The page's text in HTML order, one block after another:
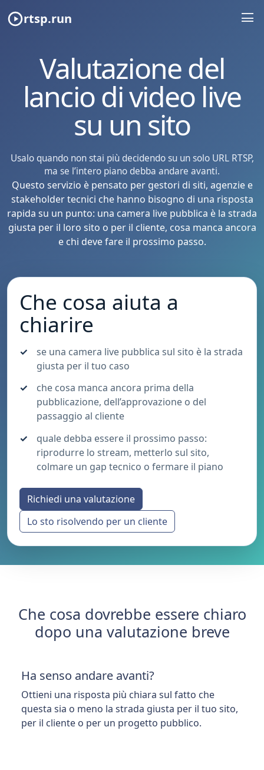
rtsp.run
Valutazione del
lancio di video live
su un sito
Usalo quando non stai più decidendo su un solo URL RTSP,
ma se l’intero piano debba andare avanti.
Questo servizio è pensato per gestori di siti, agenzie e
stakeholder tecnici che hanno bisogno di una risposta
rapida su un punto: una camera live pubblica è la strada
giusta per il loro sito o per il cliente, cosa manca ancora
e chi deve fare il prossimo passo.
Che cosa aiuta a
chiarire
se una camera live pubblica sul sito è la strada
giusta per il tuo caso
che cosa manca ancora prima della
pubblicazione, dell’approvazione o del
passaggio al cliente
quale debba essere il prossimo passo:
riprodurre lo stream, metterlo sul sito,
colmare un gap tecnico o fermare il piano
Richiedi una valutazione
Lo sto risolvendo per un cliente
Che cosa dovrebbe essere chiaro
dopo una valutazione breve
Ha senso andare avanti?
Ottieni una risposta più chiara sul fatto che
questa sia o meno la strada giusta per il tuo sito,
per il cliente o per un progetto pubblico.